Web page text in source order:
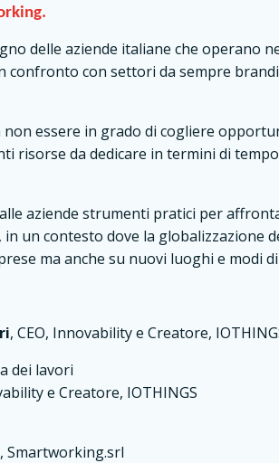
delle aziende italiane che operano
con settori da sempre
non essere in grado di cogliere
risorse da dedicare in termini di
aziende strumenti pratici per
un contesto dove la globalizzazione
ma anche su nuovi luoghi e modi
, CEO, Innovability e Creatore,
dei lavori
e Creatore, IOTHINGS
Smartworking.srl